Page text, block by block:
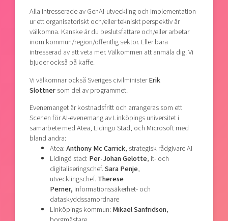
Alla intresserade av GenAI-utveckling och implementation
ur ett organisatoriskt och/eller tekniskt perspektiv är
välkomna. Kanske är du beslutsfattare och/eller arbetar
inom kommun/region/offentlig sektor. Eller bara
intresserad av att veta mer. Välkommen att anmäla dig. Vi
bjuder också på kaffe.
Vi välkomnar också Sveriges civilministerErik
Slottnersom del av programmet.
Evenemanget är kostnadsfritt och arrangeras som ett
Scenen för AI-evenemang av Linköpings universitet i
samarbete med Atea, Lidingö Stad, och Microsoft med
bland andra:
Atea:Anthony Mc Carrick, strategisk rådgivare AI
Lidingö stad: Per-Johan Gelotte, it- och
digitaliseringschef.Sara Penje,
utvecklingschef. Therese
Perner, informationssäkerhet- och
dataskyddssamordnare
Linköpings kommun: Mikael Sanfridson,